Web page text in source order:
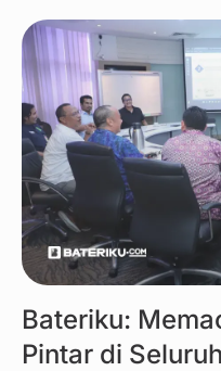
Bateriku:
Pintar di